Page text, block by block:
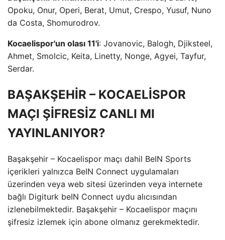
Opoku, Onur, Operi, Berat, Umut, Crespo, Yusuf, Nuno
da Costa, Shomurodrov.
Kocaelispor'un olası 11'i: Jovanovic, Balogh, Djiksteel,
Ahmet, Smolcic, Keita, Linetty, Nonge, Agyei, Tayfur,
Serdar.
BAŞAKŞEHİR – KOCAELİSPOR
MAÇI ŞİFRESİZ CANLI MI
YAYINLANIYOR?
Başakşehir – Kocaelispor maçı dahil BeIN Sports
içerikleri yalnızca BeIN Connect uygulamaları
üzerinden veya web sitesi üzerinden veya internete
bağlı Digiturk beIN Connect uydu alıcısından
izlenebilmektedir. Başakşehir – Kocaelispor maçını
şifresiz izlemek için abone olmanız gerekmektedir.